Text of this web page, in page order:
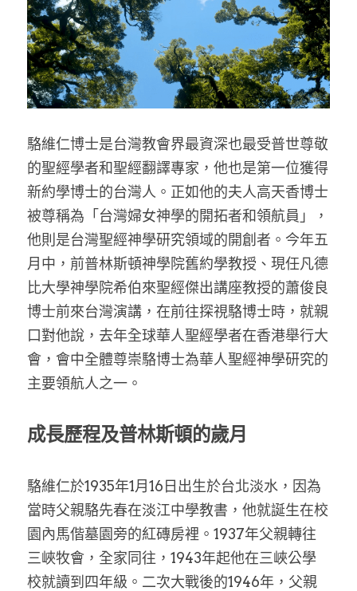
信仰生活
好書櫥窗
厝邊頭尾
駱維仁博士是台灣教會界最資深也最受普世尊敬
的聖經學者和聖經翻譯專家，他也是第一位獲得
新約學博士的台灣人。正如他的夫人高天香博士
被尊稱為「台灣婦女神學的開拓者和領航員」，
他則是台灣聖經神學研究領域的開創者。今年五
月中，前普林斯頓神學院舊約學教授、現任凡德
比大學神學院希伯來聖經傑出講座教授的蕭俊良
博士前來台灣演講，在前往探視駱博士時，就親
口對他說，去年全球華人聖經學者在香港舉行大
會，會中全體尊崇駱博士為華人聖經神學研究的
主要領航人之一。
成長歷程及普林斯頓的歲月
駱維仁於1935年1月16日出生於台北淡水，因為
當時父親駱先春在淡江中學教書，他就誕生在校
園內馬偕墓園旁的紅磚房裡。1937年父親轉往
三峽牧會，全家同往，1943年起他在三峽公學
校就讀到四年級。二次大戰後的1946年，父親